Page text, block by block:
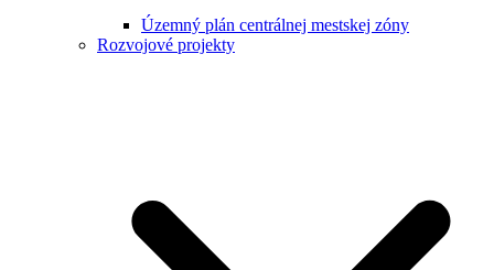
Územný plán centrálnej mestskej zóny
Rozvojové projekty